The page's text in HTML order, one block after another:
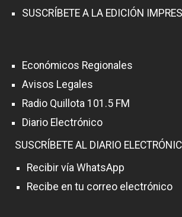
SUSCRÍBETE A LA EDICIÓN
Económicos Regionales
Avisos Legales
Radio Quillota 101.5 FM
Diario Electrónico
SUSCRÍBETE AL DIARIO
Recibir vía WhatsApp
Recibe en tu correo electrónico